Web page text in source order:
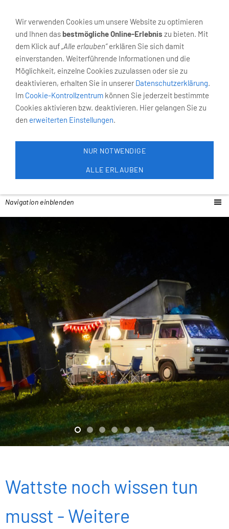
Navigation einblenden
Wattste noch wissen tun
musst - Weitere
Wir verwenden Cookies um unsere Website zu optimieren
und Ihnen dasbestmögliche Online-Erlebnis zu bieten. Mit
dem Klick auf„Alle erlauben“erklären Sie sich damit
einverstanden. Weiterführende Informationen und die
Möglichkeit, einzelne Cookies zuzulassen oder sie zu
deaktivieren, erhalten Sie in unserer Datenschutzerklärung.
Im Cookie-Kontrollzentrum können Sie jederzeit bestimmte
Cookies aktivieren bzw. deaktivieren. Hier gelangen Sie zu
den erweiterten Einstellungen.
NUR NOTWENDIGE
ALLE ERLAUBEN